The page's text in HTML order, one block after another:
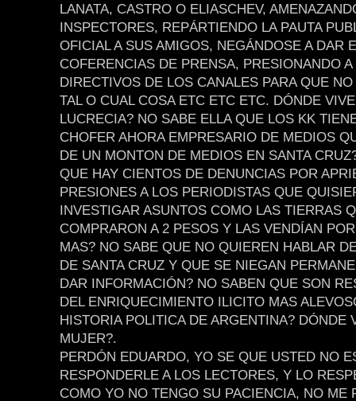
LANATA, CASTRO O ELIASCHEV,
INSPECTORES, REPÁRTIENDO LA PAUTA
OFICIAL A SUS AMIGOS, NEGÁNDOSE A DAR
COFERENCIAS DE PRENSA, PRESIONANDO A
DIRECTIVOS DE LOS CANALES PARA QUE
TAL O CUAL COSA ETC ETC ETC. DÓNDE
LUCRECIA? NO SABE ELLA QUE LOS KK
CHOFER AHORA EMPRESARIO DE MEDIOS
DE UN MONTON DE MEDIOS EN SANTA
QUE HAY CIENTOS DE DENUNCIAS POR
PRESIONES A LOS PERIODISTAS QUE
INVESTIGAR ASUNTOS COMO LAS TIERRAS
COMPRARON A 2 PESOS Y LAS VENDÍAN
MAS? NO SABE QUE NO QUIEREN HABLAR
DE SANTA CRUZ Y QUE SE NIEGAN
DAR INFORMACIÓN? NO SABEN QUE SON
DEL ENRIQUECIMIENTO ILICITO MAS
HISTORIA POLITICA DE ARGENTINA? DÓNDE
MUJER?.
PERDÓN EDUARDO, YO SE QUE USTED NO
RESPONDERLE A LOS LECTORES, Y LO
COMO YO NO TENGO SU PACIENCIA, NO ME